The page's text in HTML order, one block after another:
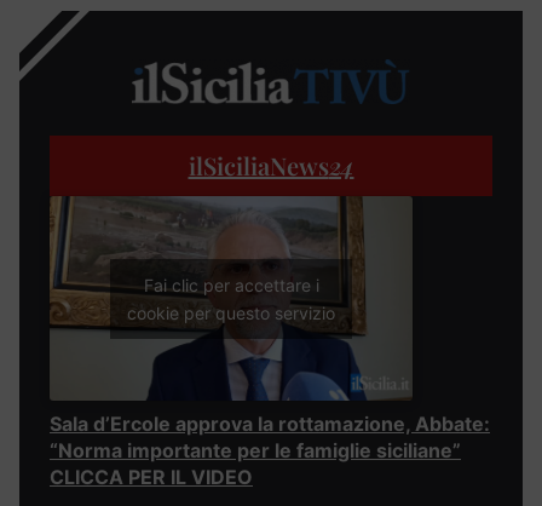
ilSiciliaNews24
Fai clic per accettare i
cookie per questo servizio
Sala d’Ercole approva la rottamazione, Abbate:
“Norma importante per le famiglie siciliane”
CLICCA PER IL VIDEO